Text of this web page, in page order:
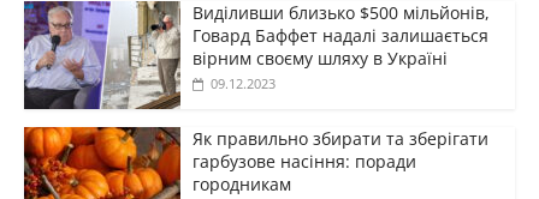
Виділивши близько $500 мільйонів,
Говард Баффет надалі залишається
вірним своєму шляху в Україні
09.12.2023
Як правильно збирати та зберігати
гарбузове насіння: поради
городникам